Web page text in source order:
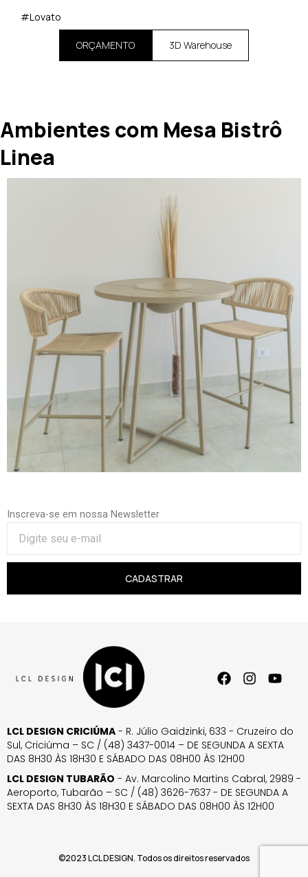
#Lovato
ORÇAMENTO 3D Warehouse
Ambientes com Mesa Bistrô
Linea
Inscreva-se em nossa Newsletter
CADASTRAR
LCL DESIGN CRICIÚMA - R. Júlio Gaidzinki, 633 - Cruzeiro do
Sul, Criciúma – SC / (48) 3437-0014 – DE SEGUNDA A SEXTA
DAS 8H30 ÀS 18H30 E SÁBADO DAS 08H00 ÀS 12H00
LCL DESIGN TUBARÃO - Av. Marcolino Martins Cabral, 2989 -
Aeroporto, Tubarão – SC / (48) 3626-7637 - DE SEGUNDA A
SEXTA DAS 8H30 ÀS 18H30 E SÁBADO DAS 08H00 ÀS 12H00
©2023 LCL DESIGN. Todos os direitos reservados